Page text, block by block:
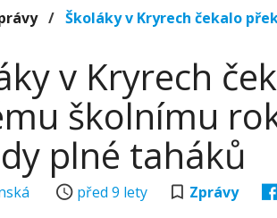
/ Školáky v Kryrech čekalo
v Kryrech
školnímu
plné taháků
před 9 lety Zprávy